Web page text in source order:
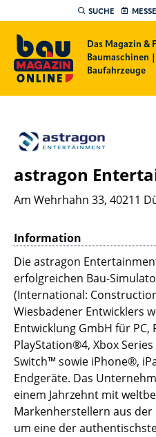
SUCHE
Das Magazin &
Baumaschinen
Baufahrzeuge
astragon
Am Wehrhahn 33, 40211
Information
Die astragon
erfolgreichen Bau-
(International:
Wiesbadener Entwicklers
Entwicklung GmbH für PC,
PlayStation®4, Xbox
Switch™ sowie iPhone®,
Endgeräte. Das
einem Jahrzehnt mit
Markenherstellern aus
um eine der